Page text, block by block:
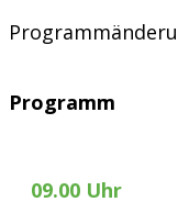
Programm
09.00 Uhr